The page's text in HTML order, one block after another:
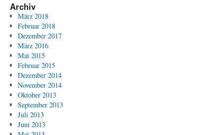
Archiv
März 2018
Februar 2018
Dezember 2017
März 2016
Mai 2015
Februar 2015
Dezember 2014
November 2014
Oktober 2013
September 2013
Juli 2013
Juni 2013